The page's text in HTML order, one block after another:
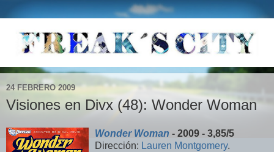
24 FEBRERO 2009
Visiones en Divx (48): Wonder Woman
Wonder Woman - 2009 - 3,85/5
Dirección: Lauren Montgomery.